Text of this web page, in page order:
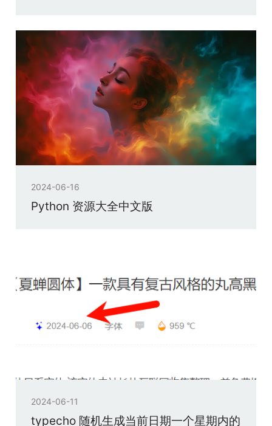
2024-06-16
Python 资源大全中文版
2024-06-11
typecho 随机生成当前日期一个星期内的